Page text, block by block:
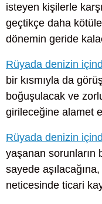
isteyen kişilerle
geçtikçe daha
dönemin geride
Rüyada denizin
bir kısmıyla da
boğuşulacak ve
girileceğine alamet
Rüyada denizin
yaşanan sorunların
sayede
neticesinde ticari